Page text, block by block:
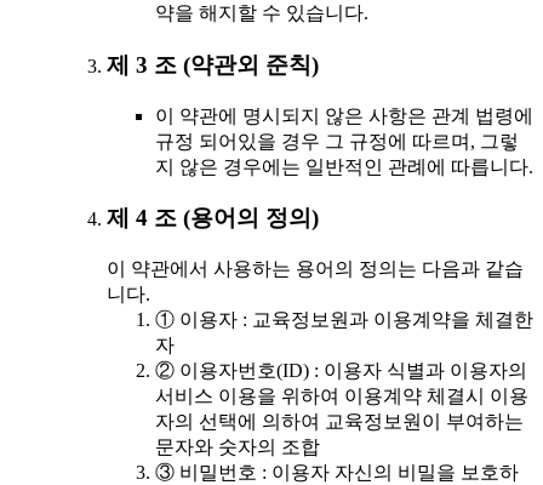
약을 해지할 수 있습니다.
제 3 조 (약관외 준칙)
이 약관에 명시되지 않은 사항은 관계 법령에
규정 되어있을 경우 그 규정에 따르며, 그렇
지 않은 경우에는 일반적인 관례에 따릅니다.
제 4 조 (용어의 정의)
이 약관에서 사용하는 용어의 정의는 다음과 같습
니다.
① 이용자 : 교육정보원과 이용계약을 체결한
자
② 이용자번호(ID) : 이용자 식별과 이용자의
서비스 이용을 위하여 이용계약 체결시 이용
자의 선택에 의하여 교육정보원이 부여하는
문자와 숫자의 조합
③ 비밀번호 : 이용자 자신의 비밀을 보호하